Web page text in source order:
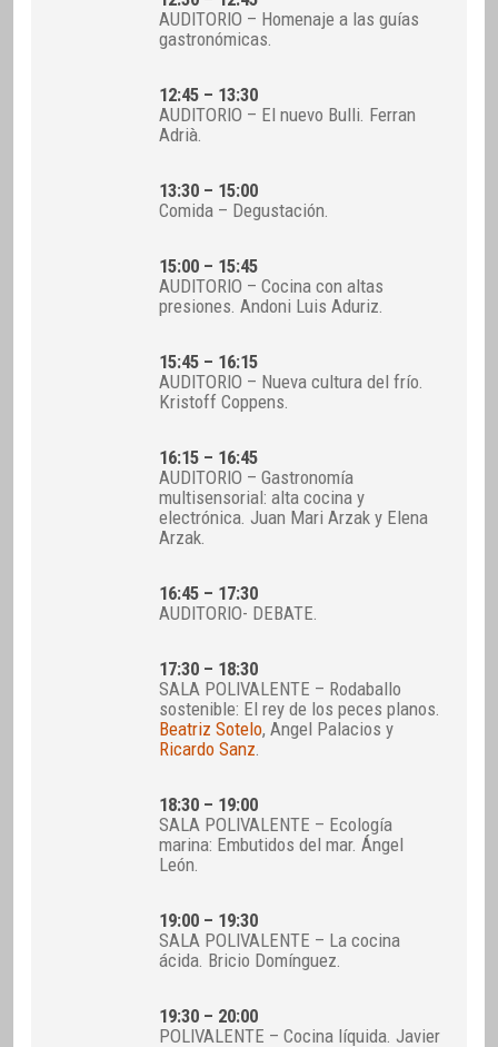
AUDITORIO – Homenaje a las guías
gastronómicas.
12:45 – 13:30
AUDITORIO – El nuevo Bulli. Ferran
Adrià.
13:30 – 15:00
Comida – Degustación.
15:00 – 15:45
AUDITORIO – Cocina con altas
presiones. Andoni Luis Aduriz.
15:45 – 16:15
AUDITORIO – Nueva cultura del frío.
Kristoff Coppens.
16:15 – 16:45
AUDITORIO – Gastronomía
multisensorial: alta cocina y
electrónica. Juan Mari Arzak y Elena
Arzak.
16:45 – 17:30
AUDITORIO- DEBATE.
17:30 – 18:30
SALA POLIVALENTE – Rodaballo
sostenible: El rey de los peces planos.
Beatriz Sotelo, Angel Palacios y
Ricardo Sanz
18:30 – 19:00
SALA POLIVALENTE – Ecología
marina: Embutidos del mar. Ángel
León.
19:00 – 19:30
SALA POLIVALENTE – La cocina
ácida. Bricio Domínguez.
19:30 – 20:00
POLIVALENTE – Cocina líquida. Javier